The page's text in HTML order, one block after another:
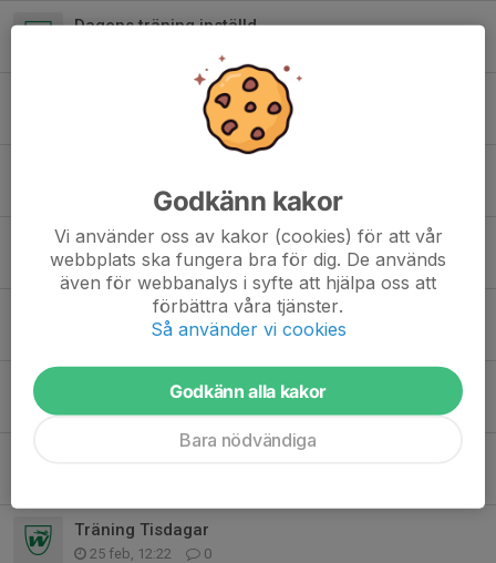
Dagens träning inställd
Sommaravslutning 16Juni
31 maj, 19:05 1
Klassbollen
14 maj, 16:25 2
Möte spelare/förälder
28 apr, 18:27 1
Träning Tisdagar
25 feb, 12:22 0
Godkänn kakor
Vi använder oss av kakor (cookies) för att vår
webbplats ska fungera bra för dig. De används
även för webbanalys i syfte att hjälpa oss att
förbättra våra tjänster.
Så använder vi cookies
Godkänn alla kakor
Bara nödvändiga